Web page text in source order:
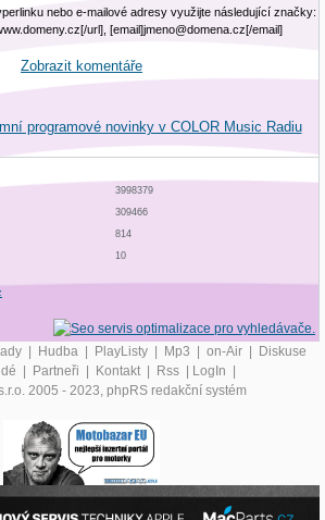
nebo e-mailové adresy využijte následující značky:
url], [email]jmeno@domena.cz[/email]
Zobrazit komentáře
programové novinky v COLOR Music Radiu
3998379
309466
814
10
| Hudba | PlayListy | Mp3 | on-Air | Diskuse
| Partneři | Kontakt | Rss | LogIn |
2005 - 2023, phpRS redakční systém